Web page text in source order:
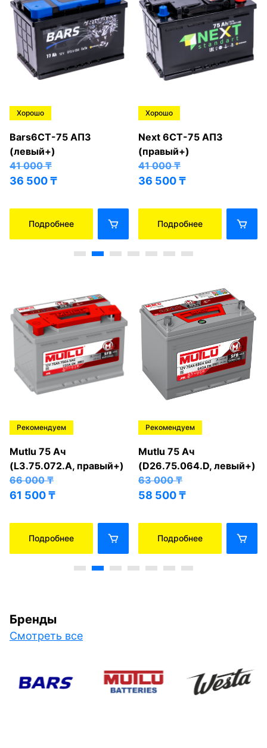
Хорошо
Bars6СТ-75 АПЗ
(левый+)
41 000₸
36 500₸
Подробнее
Хорошо
Next 6СТ-75 АПЗ
(правый+)
41 000₸
36 500₸
Подробнее
Рекомендуем
Mutlu 75 Ач
(L3.75.072.A, правый+)
66 000₸
61 500₸
Подробнее
Рекомендуем
Mutlu 75 Ач
(D26.75.064.D, левый+)
63 000₸
58 500₸
Подробнее
Бренды
Смотреть все